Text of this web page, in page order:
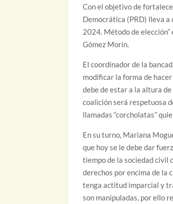
Con el objetivo de
Democrática (PRD) lleva a
2024. Método de
Gómez Morín.
El coordinador de la
modificar la forma de
debe de estar a la altura
coalición será respetuosa
llamadas “corcholatas”
En su turno, Mariana
que hoy se le debe dar
tiempo de la sociedad civil
derechos por encima de la
tenga actitud imparcial y
son manipuladas, por ello